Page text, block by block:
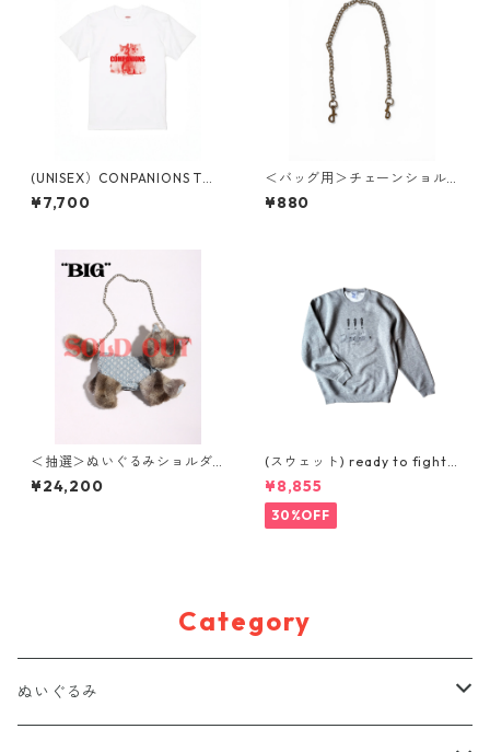
(UNISEX）CONPANIONS Tシ
ャツ
¥7,700
＜バッグ用＞チェーンショル
ダー(60cm)
¥880
＜抽選＞ぬいぐるみショルダ
ーバッグ( NO,8 / big )
¥24,200
(スウェット) ready to fight
(GREY)
¥8,855
30%OFF
Category
ぬいぐるみ